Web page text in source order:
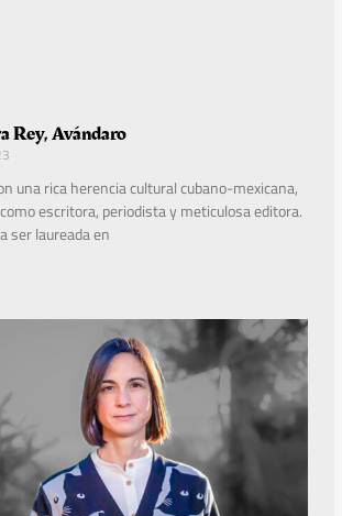
Rey, Avándaro
una rica herencia cultural cubano-mexicana,
escritora, periodista y meticulosa editora.
ser laureada en